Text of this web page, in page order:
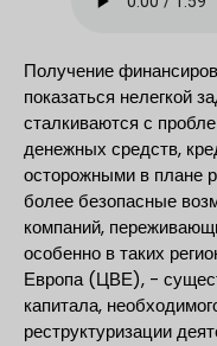
Получение
показаться нелегкой
сталкиваются с
денежных средств,
осторожными в плане
более безопасные
компаний,
особенно в таких
Европа (ЦВЕ), -
капитала,
реструктуризации